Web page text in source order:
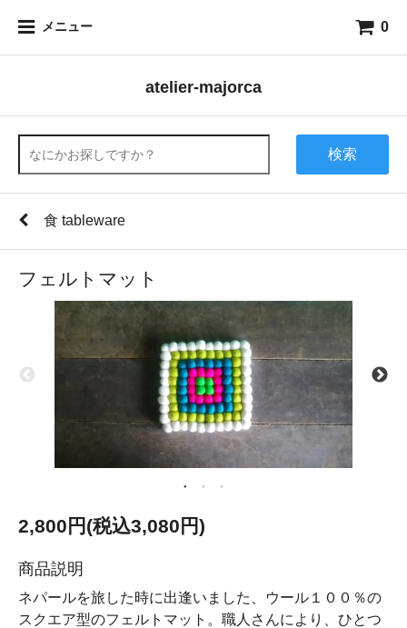
メニュー 0
atelier-majorca
検索
食 tableware
フェルトマット
2,800円(税込3,080円)
商品説明
ネパールを旅した時に出逢いました、ウール１００％の
スクエア型のフェルトマット。職人さんにより、ひとつ